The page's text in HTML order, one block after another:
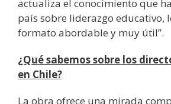
actualiza el conocimiento que
país sobre liderazgo educativo,
formato abordable y muy útil”.
¿Qué sabemos sobre los
en Chile?
La obra ofrece una mirada